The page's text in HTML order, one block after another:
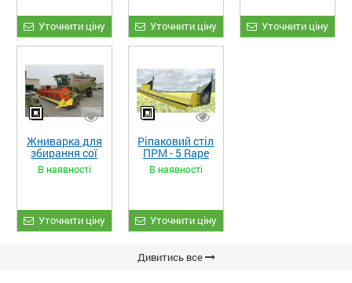
Уточнити ціну Уточнити ціну Уточнити ціну
Жниварка для
збирання сої
та гороху
«ETTARO»
В наявності
Уточнити ціну
Ріпаковий стіл
ПРМ - 5 Rape
Fiore
В наявності
Уточнити ціну
Дивитись все